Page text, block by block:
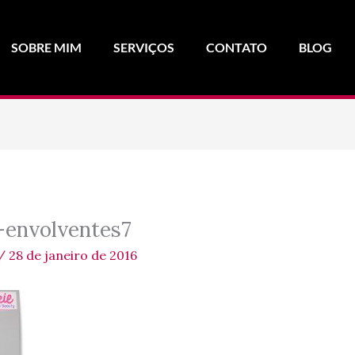
SOBRE MIM SERVIÇOS CONTATO BLOG
/ 28 de janeiro de 2016